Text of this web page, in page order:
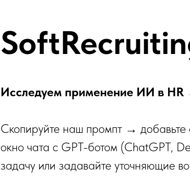
Исследуем применение ИИ в HR
Скопируйте наш промпт → добавьте
окно чата с GPT-ботом (ChatGPT,
задачу или задавайте уточняющие